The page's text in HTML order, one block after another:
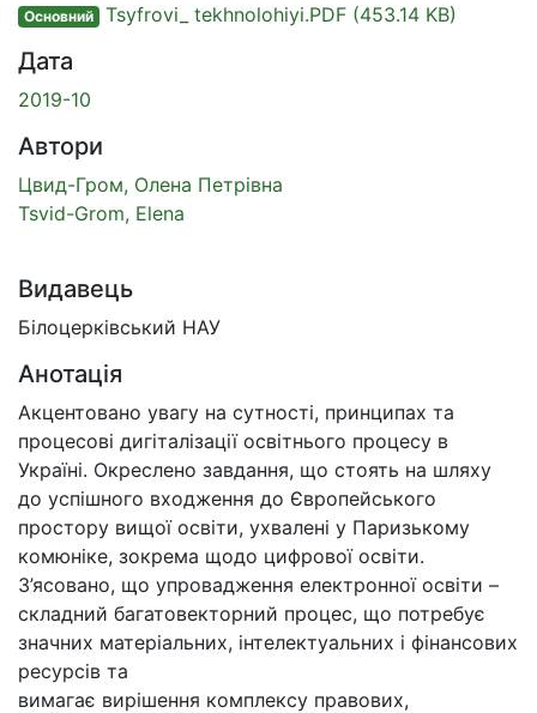
Основний Tsyfrovi_ tekhnolohiyi.PDF (453.14 KB)
Дата
2019-10
Автори
Цвид-Гром, Олена Петрівна
Tsvid-Grom, Elena
Видавець
Білоцерківський НАУ
Анотація
Акцентовано увагу на сутності, принципах та
процесові дигіталізації освітнього процесу в
Україні. Окреслено завдання, що стоять на шляху
до успішного входження до Європейського
простору вищої освіти, ухвалені у Паризькому
комюніке, зокрема щодо цифрової освіти.
З’ясовано, що упровадження електронної освіти –
складний багатовекторний процес, що потребує
значних матеріальних, інтелектуальних і фінансових
ресурсів та
вимагає вирішення комплексу правових,